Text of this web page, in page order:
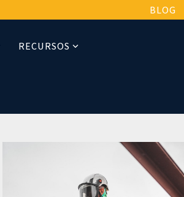
BLOG
RECURSOS